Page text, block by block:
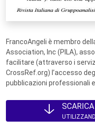
FrancoAngeli è membro
Association, Inc (PILA),
facilitare (attraverso i
CrossRef.org) l’accesso
pubblicazioni professionali